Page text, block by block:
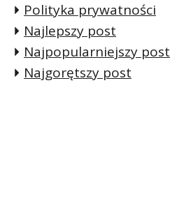
Polityka prywatności
Najlepszy post
Najpopularniejszy post
Najgorętszy post